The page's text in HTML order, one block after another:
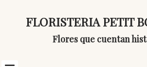
FLORISTERIA PETIT
Flores que cuentan